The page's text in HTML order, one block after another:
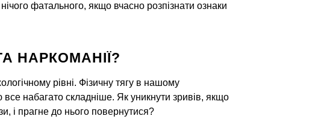
фатального, якщо вчасно розпізнати ознаки
НАРКОМАНІЇ?
рівні. Фізичну тягу в нашому
все набагато складніше. Як уникнути зривів, якщо
і прагне до нього повернутися?